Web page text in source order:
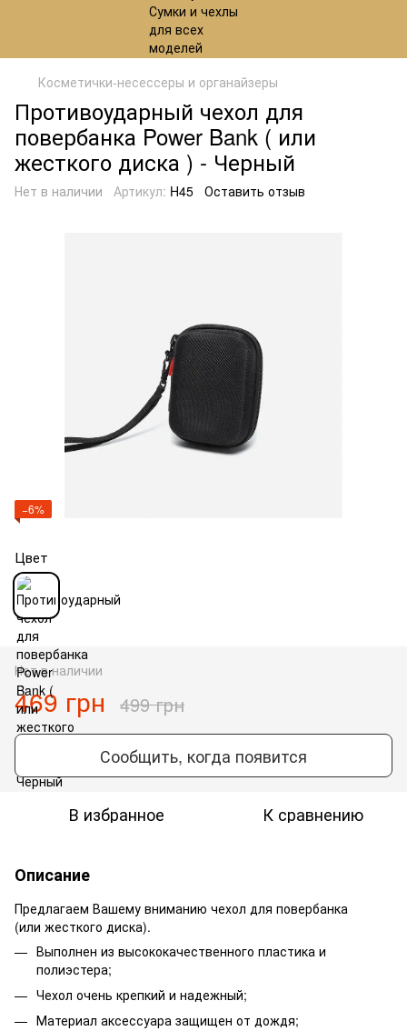
Косметички-несессеры и органайзеры
Противоударный чехол для
повербанка Power Bank ( или
жесткого диска ) - Черный
Нет в наличии Артикул: H45 Оставить отзыв
−6%
Цвет
Нет в наличии
469 грн 499 грн
Сообщить, когда появится
В избранное К сравнению
Описание
Предлагаем Вашему вниманию чехол для повербанка
(или жесткого диска).
Выполнен из высококачественного пластика и
полиэстера;
Чехол очень крепкий и надежный;
Материал аксессуара защищен от дождя;